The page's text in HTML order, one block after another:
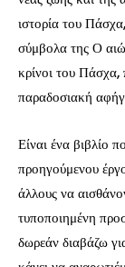
ιστορία του
σύμβολα της Ο
κρίνοι του
παραδοσιακή
Είναι ένα βιβλίο
προηγούμενου
άλλους να
τυποποιημένη
δωρεάν διαβάζω